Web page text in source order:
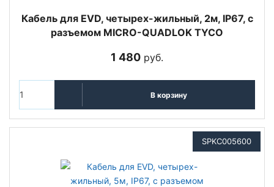
Кабель для EVD, четырех-жильный, 2м, IP67, с
разъемом MICRO-QUADLOK TYCO
1 480 руб.
В корзину
SPKC005600